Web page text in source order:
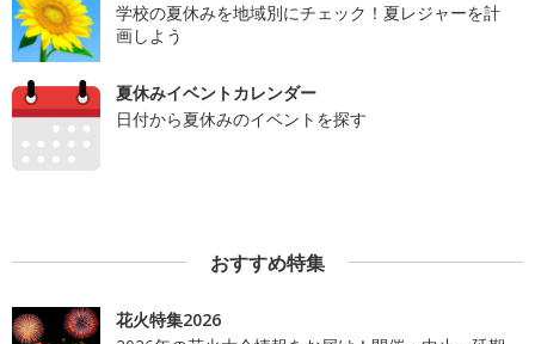
学校の夏休みを地域別にチェック！夏レジャーを計
画しよう
夏休みイベントカレンダー
日付から夏休みのイベントを探す
おすすめ特集
花火特集2026